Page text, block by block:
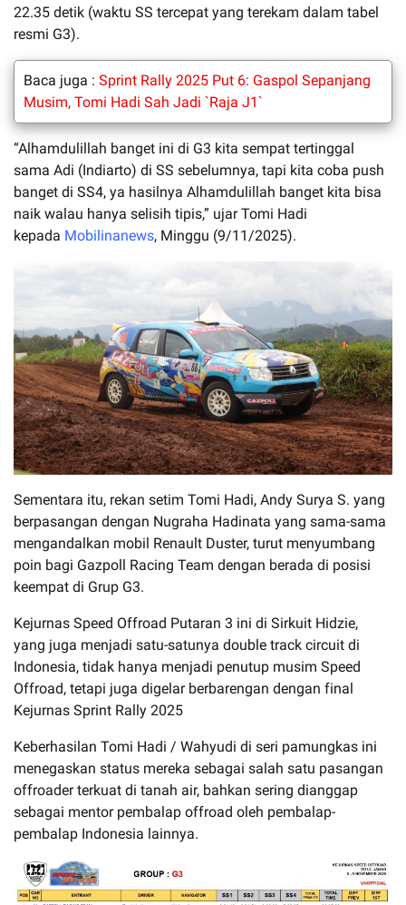
22.35 detik (waktu SS tercepat yang terekam dalam tabel
resmi G3).
Baca juga : Sprint Rally 2025 Put 6: Gaspol Sepanjang
Musim, Tomi Hadi Sah Jadi `Raja J1`
“Alhamdulillah banget ini di G3 kita sempat tertinggal
sama Adi (Indiarto) di SS sebelumnya, tapi kita coba push
banget di SS4, ya hasilnya Alhamdulillah banget kita bisa
naik walau hanya selisih tipis,” ujar Tomi Hadi
kepada Mobilinanews, Minggu (9/11/2025).
Sementara itu, rekan setim Tomi Hadi, Andy Surya S. yang
berpasangan dengan Nugraha Hadinata yang sama-sama
mengandalkan mobil Renault Duster, turut menyumbang
poin bagi Gazpoll Racing Team dengan berada di posisi
keempat di Grup G3.
Kejurnas Speed Offroad Putaran 3 ini di Sirkuit Hidzie,
yang juga menjadi satu-satunya double track circuit di
Indonesia, tidak hanya menjadi penutup musim Speed
Offroad, tetapi juga digelar berbarengan dengan final
Kejurnas Sprint Rally 2025
Keberhasilan Tomi Hadi / Wahyudi di seri pamungkas ini
menegaskan status mereka sebagai salah satu pasangan
offroader terkuat di tanah air, bahkan sering dianggap
sebagai mentor pembalap offroad oleh pembalap-
pembalap Indonesia lainnya.